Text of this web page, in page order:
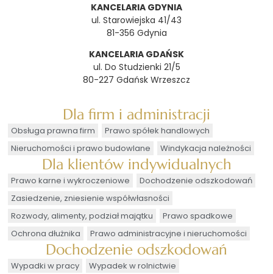
KANCELARIA GDYNIA
ul. Starowiejska 41/43
81-356 Gdynia
KANCELARIA GDAŃSK
ul. Do Studzienki 21/5
80-227 Gdańsk Wrzeszcz
Dla firm i administracji
Obsługa prawna firm
Prawo spółek handlowych
Nieruchomości i prawo budowlane
Windykacja należności
Dla klientów indywidualnych
Prawo karne i wykroczeniowe
Dochodzenie odszkodowań
Zasiedzenie, zniesienie współwłasności
Rozwody, alimenty, podział majątku
Prawo spadkowe
Ochrona dłużnika
Prawo administracyjne i nieruchomości
Dochodzenie odszkodowań
Wypadki w pracy Wypadek w rolnictwie